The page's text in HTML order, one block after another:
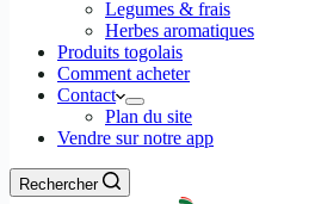
Legumes & frais
Herbes aromatiques
Produits togolais
Comment acheter
Contact
Plan du site
Vendre sur notre app
Rechercher